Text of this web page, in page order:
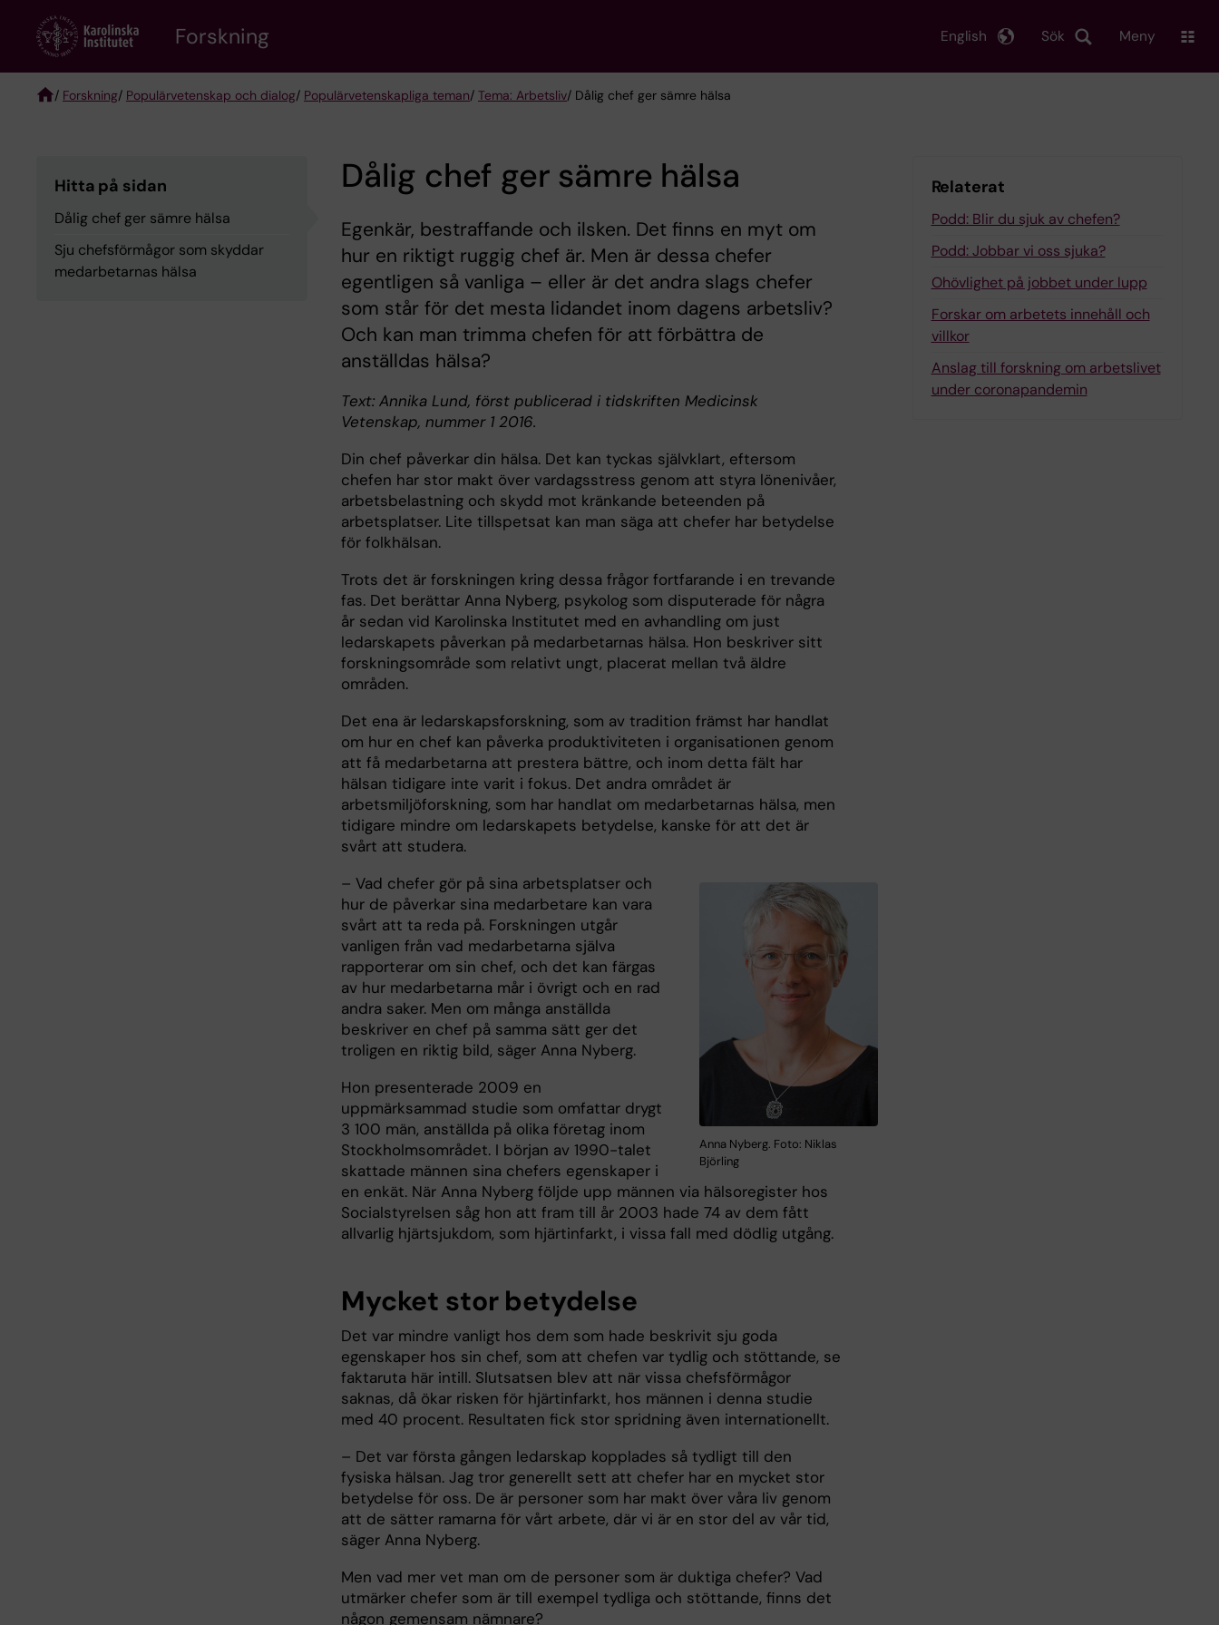
content
Forskning Sök
English Meny
/ Forskning/ Populärvetenskap och dialog/ Populärvetenskapliga teman/ Tema: Arbetsliv/ Dålig chef ger sämre hälsa
Hitta på sidan
Dålig chef ger sämre hälsa
Sju chefsförmågor som skyddar
medarbetarnas hälsa
Dålig chef ger sämre hälsa
Egenkär, bestraffande och ilsken. Det finns en myt om
hur en riktigt ruggig chef är. Men är dessa chefer
egentligen så vanliga – eller är det andra slags chefer
som står för det mesta lidandet inom dagens arbetsliv?
Och kan man trimma chefen för att förbättra de
anställdas hälsa?
Text: Annika Lund, först publicerad i tidskriften Medicinsk
Vetenskap, nummer 1 2016.
Din chef påverkar din hälsa. Det kan tyckas självklart, eftersom
chefen har stor makt över vardagsstress genom att styra lönenivåer,
arbetsbelastning och skydd mot kränkande beteenden på
arbetsplatser. Lite tillspetsat kan man säga att chefer har betydelse
för folkhälsan.
Trots det är forskningen kring dessa frågor fortfarande i en trevande
fas. Det berättar Anna Nyberg, psykolog som disputerade för några
år sedan vid Karolinska Institutet med en avhandling om just
ledarskapets påverkan på medarbetarnas hälsa. Hon beskriver sitt
forskningsområde som relativt ungt, placerat mellan två äldre
områden.
Det ena är ledarskapsforskning, som av tradition främst har handlat
om hur en chef kan påverka produktiviteten i organisationen genom
att få medarbetarna att prestera bättre, och inom detta fält har
hälsan tidigare inte varit i fokus. Det andra området är
arbetsmiljöforskning, som har handlat om medarbetarnas hälsa, men
tidigare mindre om ledarskapets betydelse, kanske för att det är
svårt att studera.
Anna Nyberg. Foto: Niklas
Björling
– Vad chefer gör på sina arbetsplatser och
hur de påverkar sina medarbetare kan vara
svårt att ta reda på. Forskningen utgår
vanligen från vad medarbetarna själva
rapporterar om sin chef, och det kan färgas
av hur medarbetarna mår i övrigt och en rad
andra saker. Men om många anställda
beskriver en chef på samma sätt ger det
troligen en riktig bild, säger Anna Nyberg.
Hon presenterade 2009 en
uppmärksammad studie som omfattar drygt
3 100 män, anställda på olika företag inom
Stockholmsområdet. I början av 1990-talet
skattade männen sina chefers egenskaper i
en enkät. När Anna Nyberg följde upp männen via hälsoregister hos
Socialstyrelsen såg hon att fram till år 2003 hade 74 av dem fått
allvarlig hjärtsjukdom, som hjärtinfarkt, i vissa fall med dödlig utgång.
Mycket stor betydelse
Det var mindre vanligt hos dem som hade beskrivit sju goda
egenskaper hos sin chef, som att chefen var tydlig och stöttande, se
faktaruta här intill. Slutsatsen blev att när vissa chefsförmågor
saknas, då ökar risken för hjärtinfarkt, hos männen i denna studie
med 40 procent. Resultaten fick stor spridning även internationellt.
– Det var första gången ledarskap kopplades så tydligt till den
fysiska hälsan. Jag tror generellt sett att chefer har en mycket stor
betydelse för oss. De är personer som har makt över våra liv genom
att de sätter ramarna för vårt arbete, där vi är en stor del av vår tid,
säger Anna Nyberg.
Men vad mer vet man om de personer som är duktiga chefer? Vad
utmärker chefer som är till exempel tydliga och stöttande, finns det
någon gemensam nämnare?
Relaterat
Podd: Blir du sjuk av chefen?
Podd: Jobbar vi oss sjuka?
Ohövlighet på jobbet under lupp
Forskar om arbetets innehåll och
villkor
Anslag till forskning om arbetslivet
under coronapandemin